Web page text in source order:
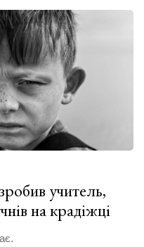
учитель,
на крадіжці